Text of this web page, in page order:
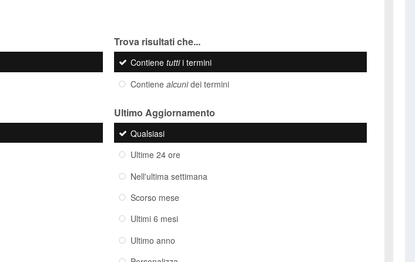
Trova risultati che...
Contiene tuttii termini
Contiene alcunidei termini
Ultimo Aggiornamento
Qualsiasi
Ultime 24 ore
Nell'ultima settimana
Scorso mese
Ultimi 6 mesi
Ultimo anno